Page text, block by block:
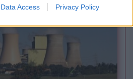
Data Access Privacy Policy